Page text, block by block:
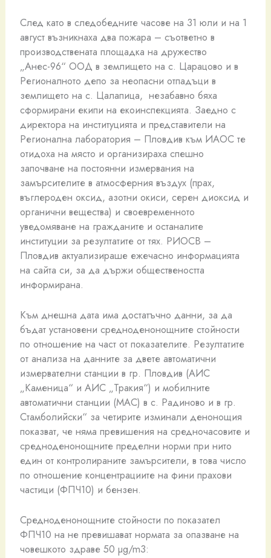
След като в следобедните часове на 31 юли и на 1
август възникнаха два пожара – съответно в
производствената площадка на дружество
„Анес-96“ ООД в землището на с. Царацово и в
Регионалното депо за неопасни отпадъци в
землището на с. Цалапица, незабавно бяха
сформирани екипи на екоинспекцията. Заедно с
директора на институцията и представители на
Регионална лаборатория – Пловдив към ИАОС те
отидоха на място и организираха спешно
започване на постоянни измервания на
замърсителите в атмосферния въздух (прах,
въглероден оксид, азотни окиси, серен диоксид и
органични вещества) и своевременното
уведомяване на гражданите и останалите
институции за резултатите от тях. РИОСВ –
Пловдив актуализираше ежечасно информацията
на сайта си, за да държи обществеността
информирана.
Към днешна дата има достатъчно данни, за да
бъдат установени средноденонощните стойности
по отношение на част от показателите. Резултатите
от анализа на данните за двете автоматични
измервателни станции в гр. Пловдив (АИС
„Каменица“ и АИС „Тракия“) и мобилните
автоматични станции (МАС) в с. Радиново и в гр.
Стамболийски“ за четирите изминали денонощия
показват, че няма превишения на средночасовите и
средноденонощните пределни норми при нито
един от контролираните замърсители, в това число
по отношение концентрациите на фини прахови
частици (ФПЧ10) и бензен.
Средноденонощните стойности по показател
ФПЧ10 на не превишават нормата за опазване на
човешкото здраве 50 µg/m3: